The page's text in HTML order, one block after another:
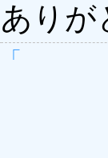
ありが
「